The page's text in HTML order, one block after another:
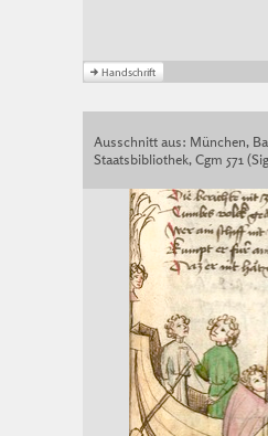
Ausschnitt aus: München,
Staatsbibliothek, Cgm 571